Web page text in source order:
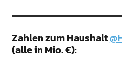
Zahlen zum Haushalt
(alle in Mio. €):